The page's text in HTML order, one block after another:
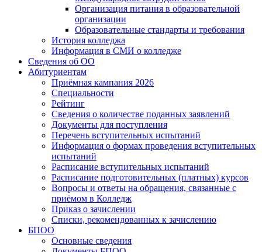
Организация питания в образовательной
организации
Образовательные стандарты и требования
История колледжа
Информация в СМИ о колледже
Сведения об ОО
Абитуриентам
Приёмная кампания 2026
Специальности
Рейтинг
Сведения о количестве поданных заявлений
Документы для поступления
Перечень вступительных испытаний
Информация о формах проведения вступительных
испытаний
Расписание вступительных испытаний
Расписание подготовительных (платных) курсов
Вопросы и ответы на обращения, связанные с
приёмом в Колледж
Приказ о зачислении
Списки, рекомендованных к зачислению
БПОО
Основные сведения